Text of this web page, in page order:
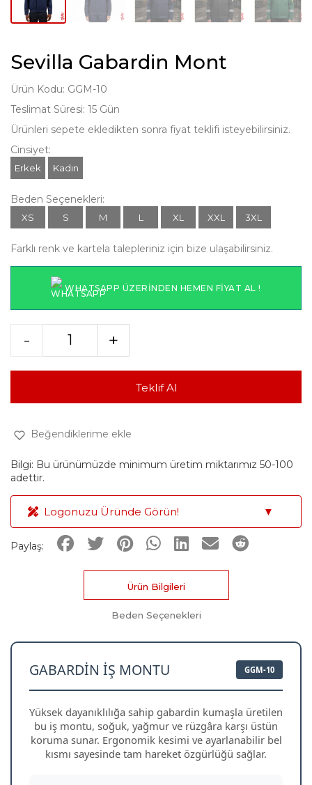
Sevilla Gabardin Mont
Ürün Kodu: GGM-10
Teslimat Süresi: 15 Gün
Ürünleri sepete ekledikten sonra fiyat teklifi isteyebilirsiniz.
Cinsiyet:
Erkek Kadın
Beden Seçenekleri:
XS S M L XL XXL 3XL
Farklı renk ve kartela talepleriniz için bize ulaşabilirsiniz.
WHATSAPP ÜZERINDEN HEMEN FIYAT AL !
- +
Teklif Al
Beğendiklerime ekle
Bilgi: Bu ürünümüzde minimum üretim miktarımız 50-100
adettir.
Logonuzu Üründe Görün! ▼
Paylaş:
Ürün Bilgileri
Beden Seçenekleri
GABARDIN İŞ MONTU GGM-10
Yüksek dayanıklılığa sahip gabardin kumaşla üretilen
bu iş montu, soğuk, yağmur ve rüzgâra karşı üstün
koruma sunar. Ergonomik kesimi ve ayarlanabilir bel
kısmı sayesinde tam hareket özgürlüğü sağlar.